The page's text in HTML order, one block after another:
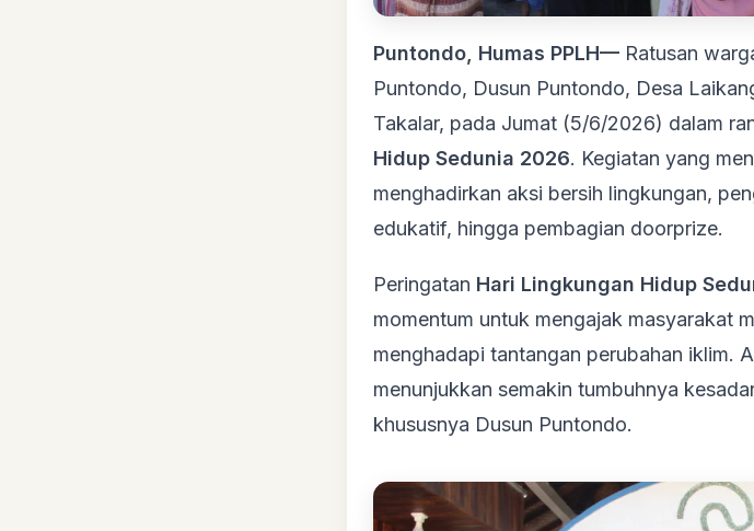
Puntondo, Humas PPLH— Ratusan
Puntondo, Dusun Puntondo, Desa
Takalar, pada Jumat (5/6/2026) dalam
Hidup Sedunia 2026. Kegiatan yang
menghadirkan aksi bersih lingkungan,
edukatif, hingga pembagian doorprize.
Peringatan Hari Lingkungan Hidup
momentum untuk mengajak masyarakat
menghadapi tantangan perubahan iklim.
menunjukkan semakin tumbuhnya
khususnya Dusun Puntondo.